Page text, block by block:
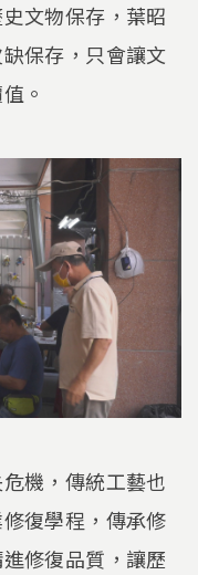
文物保存，葉昭
保存，只會讓文
。
機，傳統工藝也
復學程，傳承修
修復品質，讓歷